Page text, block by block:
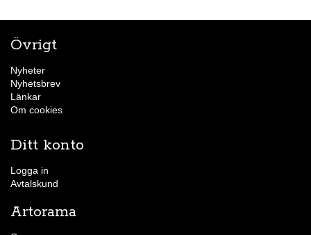
Övrigt
Nyheter
Nyhetsbrev
Länkar
Om cookies
Ditt konto
Logga in
Avtalskund
Artorama